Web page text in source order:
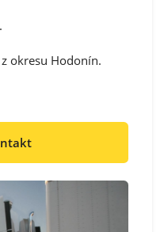
okresu Hodonín.